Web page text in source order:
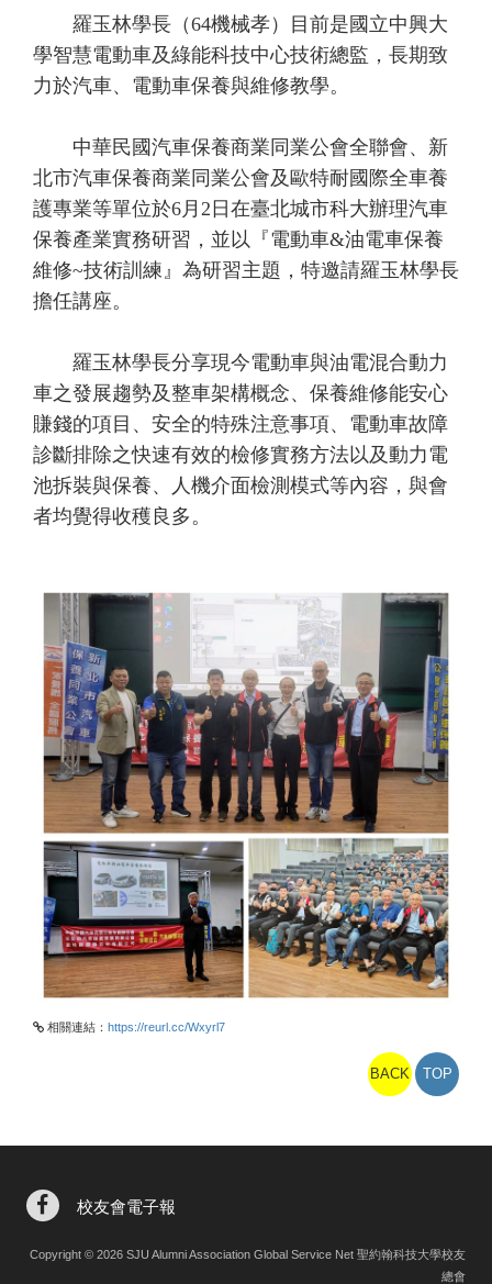
羅玉林學長（64機械孝）目前是國立中興大
學智慧電動車及綠能科技中心技術總監，長期致
力於汽車、電動車保養與維修教學。
中華民國汽車保養商業同業公會全聯會、新
北市汽車保養商業同業公會及歐特耐國際全車養
護專業等單位於6月2日在臺北城市科大辦理汽車
保養產業實務研習，並以『電動車&油電車保養
維修~技術訓練』為研習主題，特邀請羅玉林學長
擔任講座。
羅玉林學長分享現今電動車與油電混合動力
車之發展趨勢及整車架構概念、保養維修能安心
賺錢的項目、安全的特殊注意事項、電動車故障
診斷排除之快速有效的檢修實務方法以及動力電
池拆裝與保養、人機介面檢測模式等內容，與會
者均覺得收穫良多。
相關連結： https://reurl.cc/Wxyrl7
BACK TOP
校友會電子報
Copyright © 2026 SJU Alumni Association Global Service Net 聖約翰科技大學校友
總會